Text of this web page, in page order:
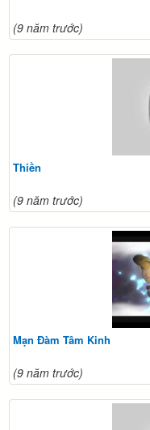
(9 năm trước)
Thiền
(9 năm trước)
Mạn Đàm Tâm Kinh
(9 năm trước)